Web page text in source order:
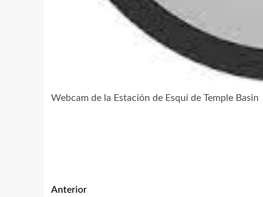
Webcam de la Estación de Esquí de Temple Basin
Anterior